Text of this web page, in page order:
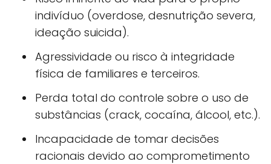
indivíduo (overdose, desnutrição severa,
ideação suicida).
Agressividade ou risco à integridade
física de familiares e terceiros.
Perda total do controle sobre o uso de
substâncias (crack, cocaína, álcool, etc.).
Incapacidade de tomar decisões
racionais devido ao comprometimento